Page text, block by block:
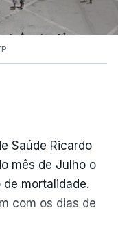
Saúde Ricardo
mês de Julho o
mortalidade.
com os dias de